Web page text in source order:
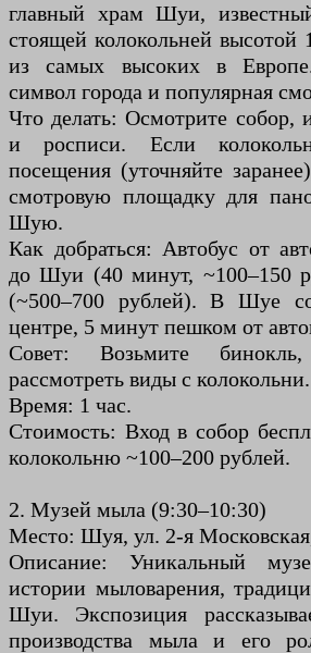
главный храм Шуи,
стоящей колокольней высотой
из самых высоких в
символ города и популярная
Что делать: Осмотрите собор,
и росписи. Если
посещения (уточняйте
смотровую площадку для
Шую.
Как добраться: Автобус от
до Шуи (40 минут, ~100–150
(~500–700 рублей). В Шуе
центре, 5 минут пешком от
Совет: Возьмите
рассмотреть виды с колокольни.
Время: 1 час.
Стоимость: Вход в собор
колокольню ~100–200 рублей.
2. Музей мыла (9:30–10:30)
Место: Шуя, ул. 2-я
Описание: Уникальный
истории мыловарения,
Шуи. Экспозиция
производства мыла и его